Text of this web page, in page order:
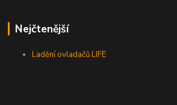
Nejčtenější
Ladění ovladačů LIFE